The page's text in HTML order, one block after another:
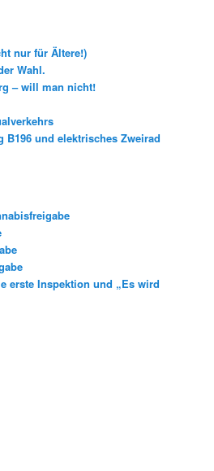
nur für Ältere!)
Wahl.
– will man nicht!
B196 und elektrisches Zweirad
erste Inspektion und „Es wird